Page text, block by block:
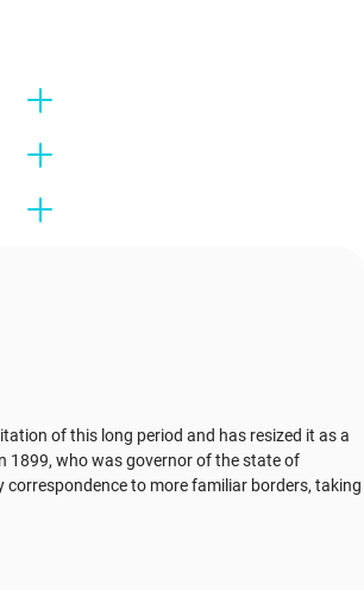
of this long period and has resized it as a
1899, who was governor of the state of
to more familiar borders, taking